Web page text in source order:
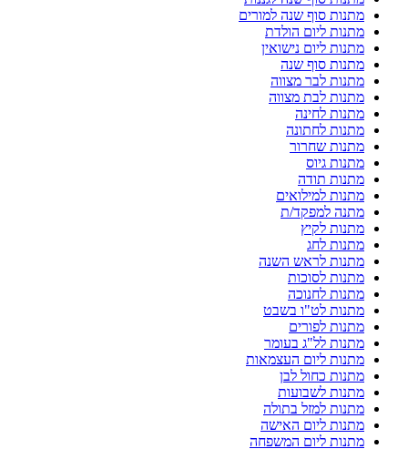
מתנות סוף שנה למורים
מתנות ליום הולדת
מתנות ליום נישואין
מתנות סוף שנה
מתנות לבר מצווה
מתנות לבת מצווה
מתנות לחינה
מתנות לחתונה
מתנות שחרור
מתנות גיוס
מתנות תודה
מתנות למילואים
מתנה למפקד/ת
מתנות לקיץ
מתנות לחג
מתנות לראש השנה
מתנות לסוכות
מתנות לחנוכה
מתנות לט"ו בשבט
מתנות לפורים
מתנות לל"ג בעומר
מתנות ליום העצמאות
מתנות כחול לבן
מתנות לשבועות
מתנות למזל בתולה
מתנות ליום האישה
מתנות ליום המשפחה